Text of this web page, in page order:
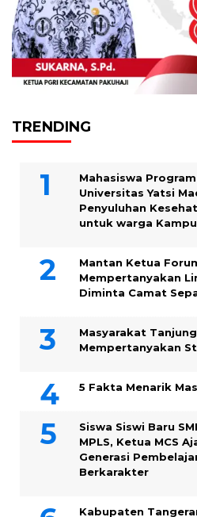
TRENDING
Mahasiswa
Universitas Yatsi
Penyuluhan
untuk warga
Mantan Ketua
Mempertanyakan
Diminta Camat
Masyarakat
Mempertanyakan
5 Fakta Menarik
Siswa Siswi Baru
MPLS, Ketua MCS
Generasi
Berkarakter
Kabupaten